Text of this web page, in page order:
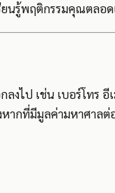
ยนรู้พฤติกรรมคุณตลอด
งไป เช่น เบอร์โทร
หากที่มีมูลค่ามหาศาล